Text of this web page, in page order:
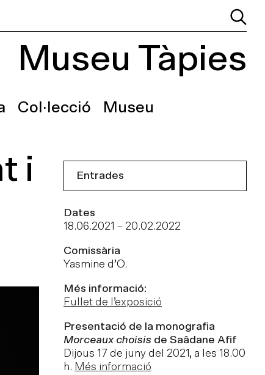
Museu Tàpies
Col·lecció Museu
i
Entrades
Dates
18.06.2021 – 20.02.2022
Comissària
Yasmine d’O.
Més informació:
Fullet de l’exposició
Presentació de la monografia
Morceaux choisis de Saâdane Afif
Dijous 17 de juny del 2021, a les 18.00
h. Més informació